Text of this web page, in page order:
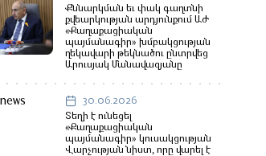
Քննարկման եւ փակ գաղտնի
քվեարկության արդյունքում ԱԺ
«Քաղաքացիական
պայմանագիր» խմբակցության
ղեկավարի թեկնածու ընտրվեց
Արուսյակ Մանավազյանը
30.06.2026
Տեղի է ունեցել
«Քաղաքացիական
պայմանագիր» կուսակցության
Վարչության նիստ, որը վարել է